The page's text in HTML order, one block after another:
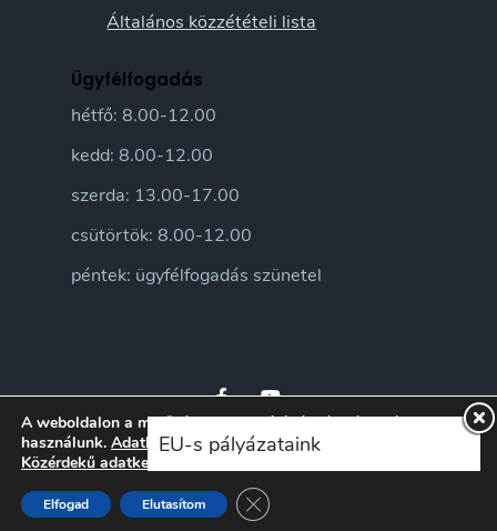
Általános közzétételi lista
Ügyfélfogadás
hétfő: 8.00-12.00
kedd: 8.00-12.00
szerda: 13.00-17.00
csütörtök: 8.00-12.00
péntek: ügyfélfogadás szünetel
© 2026 Sándorfalva Város honlapja • Sándorfalvi Közös Önkormányzati
Hivatal 2016 | Minden jog fenntartva
EU-s pályázataink
A weboldalon a minőségi felhasználói élmény érdekében sütiket
használunk. Adatkezelési tájékoztatónkatitt ismerheti meg.
Közérdekű adatkezelési szabályzatunkat
Elfogad Elutasítom Close GDPR Cookie Banner